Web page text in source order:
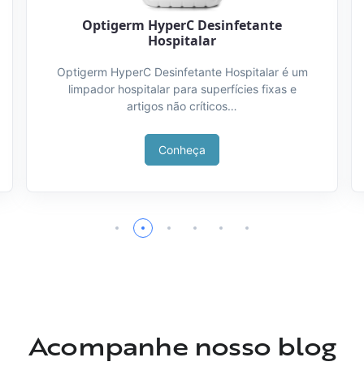
Optigerm HyperC Desinfetante
Hospitalar
Optigerm HyperC Desinfetante Hospitalar é um
limpador hospitalar para superfícies fixas e
artigos não críticos…
Conheça
Acompanhe nosso blog